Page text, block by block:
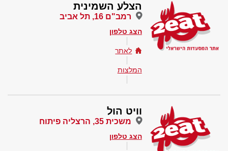
הצלע השמינית
רמב"ם 16, תל אביב
הצג טלפון
לאתר
המלצות
וויט הול
משכית 35, הרצליה פיתוח
הצג טלפון